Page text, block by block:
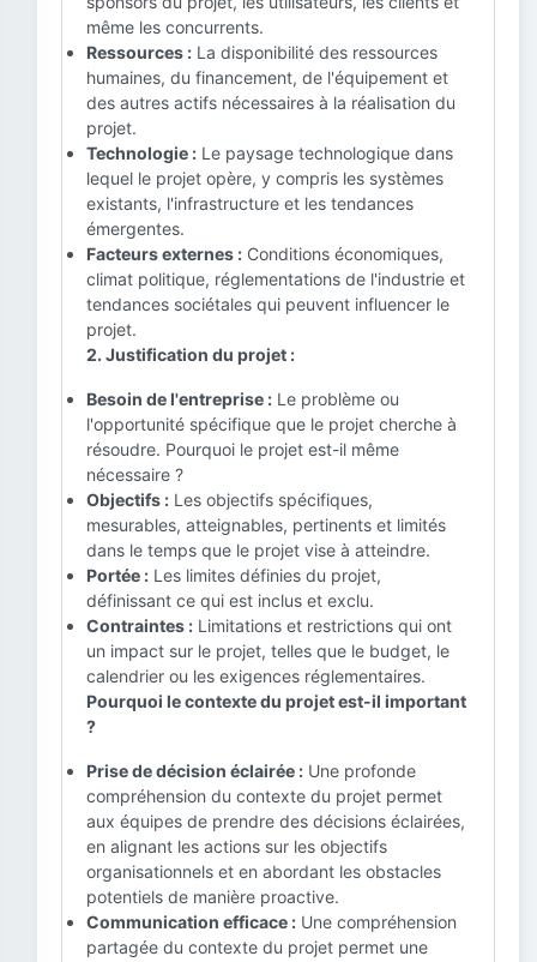
même les concurrents.
Ressources : La disponibilité des ressources
humaines, du financement, de l'équipement et
des autres actifs nécessaires à la réalisation du
projet.
Technologie : Le paysage technologique dans
lequel le projet opère, y compris les systèmes
existants, l'infrastructure et les tendances
émergentes.
Facteurs externes : Conditions économiques,
climat politique, réglementations de l'industrie et
tendances sociétales qui peuvent influencer le
projet.
2. Justification du projet :
Besoin de l'entreprise : Le problème ou
l'opportunité spécifique que le projet cherche à
résoudre. Pourquoi le projet est-il même
nécessaire ?
Objectifs : Les objectifs spécifiques,
mesurables, atteignables, pertinents et limités
dans le temps que le projet vise à atteindre.
Portée : Les limites définies du projet,
définissant ce qui est inclus et exclu.
Contraintes : Limitations et restrictions qui ont
un impact sur le projet, telles que le budget, le
calendrier ou les exigences réglementaires.
Pourquoi le contexte du projet est-il important
?
Prise de décision éclairée : Une profonde
compréhension du contexte du projet permet
aux équipes de prendre des décisions éclairées,
en alignant les actions sur les objectifs
organisationnels et en abordant les obstacles
potentiels de manière proactive.
Communication efficace : Une compréhension
partagée du contexte du projet permet une